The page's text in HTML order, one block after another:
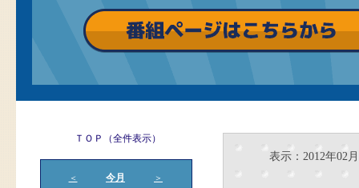
ＴＯＰ（全件表示）
＜ 今月 ＞
表示：2012年02月